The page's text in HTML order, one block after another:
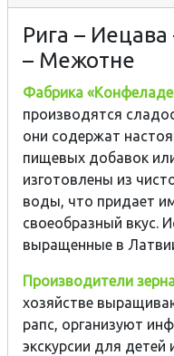
Рига –
– Межотне
Фабрика
производятся
они содержат
пищевых добавок
изготовлены из
воды, что придает
своеобразный вкус.
выращенные в
Производители
хозяйстве
рапс, организуют
экскурсии для